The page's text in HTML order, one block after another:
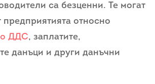
са безценни. Те могат
предприятията относно
ДДС, заплатите,
данъци и други данъчни